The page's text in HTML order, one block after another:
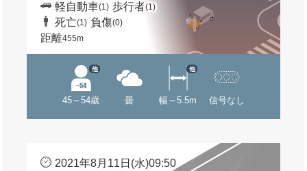
軽自動車(1) 歩行者(1)
死亡(1) 負傷(0)
距離455m
45～54歳
他
曇 幅～5.5m
他
信号なし
2021年8月11日(水)09:50